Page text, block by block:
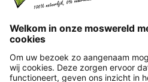
Route naar